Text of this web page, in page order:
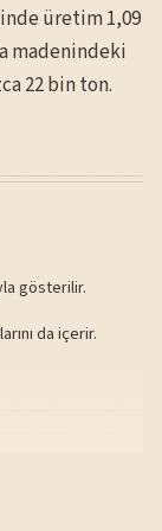
üretim 1,09
madenindeki
22 bin ton.
gösterilir.
da içerir.